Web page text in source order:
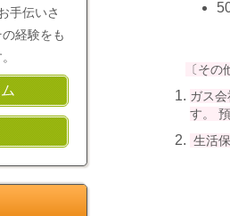
〔そ
ガス
す。
生活
手伝いさ
経験をも